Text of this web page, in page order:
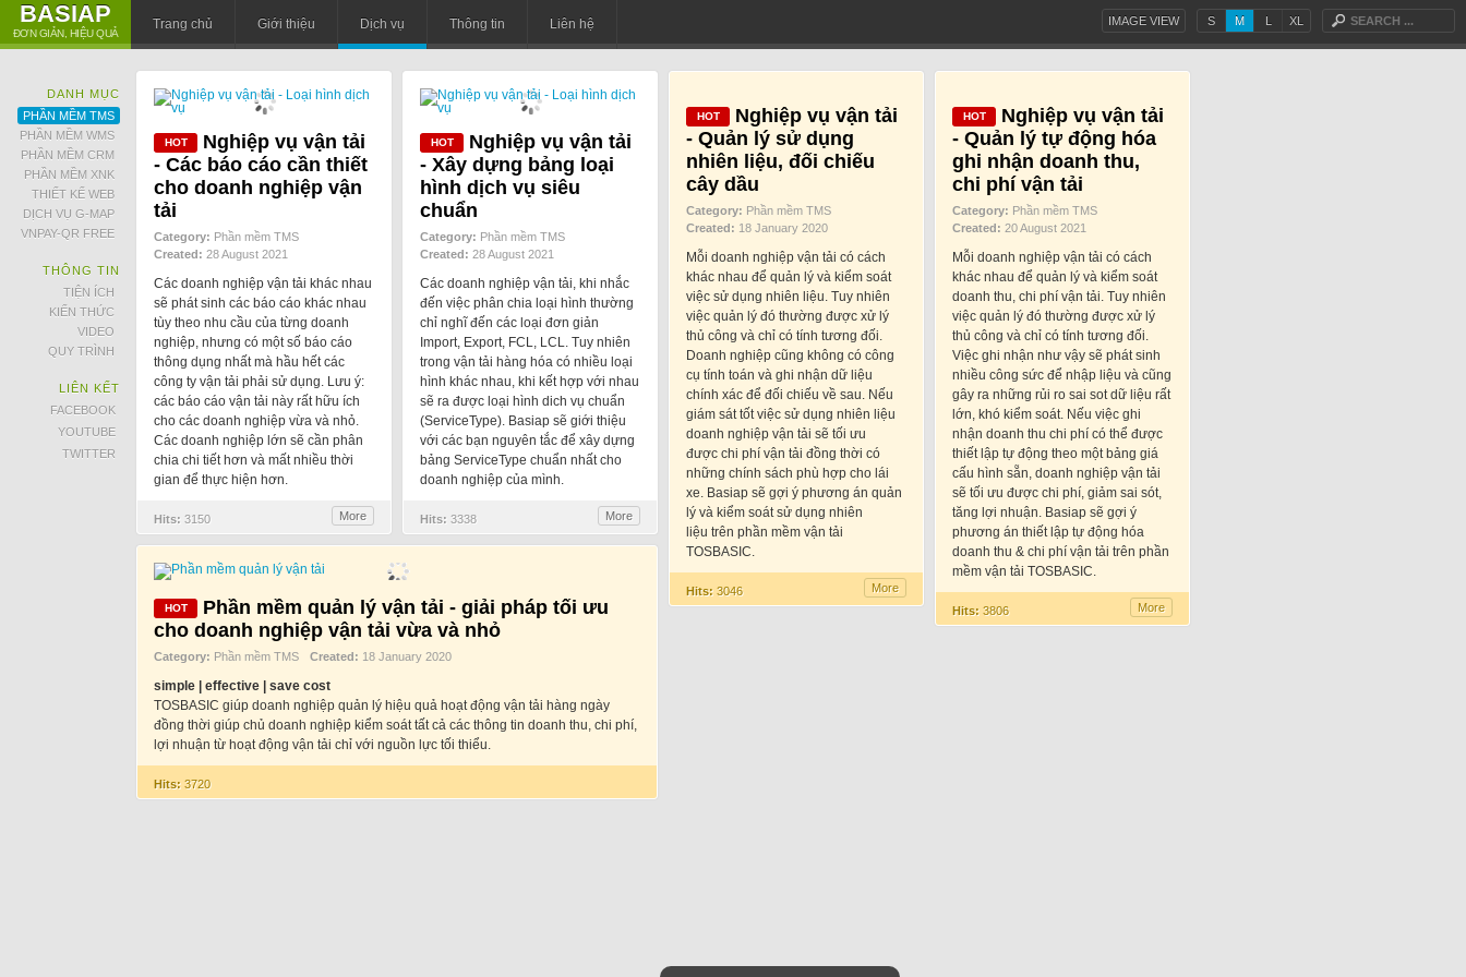
BASIAP
ĐƠN GIẢN, HIỆU QUẢ
Trang chủ Giới thiệu Dịch vụ Thông tin Liên hệ IMAGE VIEW S M L XL
Nghiệp vụ vận tải
- Các báo cáo cần thiết
cho doanh nghiệp vận
tải
Category: Phần mềm TMS
Created: 28 August 2021
Các doanh nghiệp vận tải khác nhau
sẽ phát sinh các báo cáo khác nhau
tùy theo nhu cầu của từng doanh
nghiệp, nhưng có một số báo cáo
thông dụng nhất mà hầu hết các
công ty vận tải phải sử dụng. Lưu ý:
các báo cáo vận tải này rất hữu ích
cho các doanh nghiệp vừa và nhỏ.
Các doanh nghiệp lớn sẽ cần phân
chia chi tiết hơn và mất nhiều thời
gian để thực hiện hơn.
Hits: 3150 More
Nghiệp vụ vận tải
- Xây dựng bảng loại
hình dịch vụ siêu
chuẩn
Category: Phần mềm TMS
Created: 28 August 2021
Các doanh nghiệp vận tải, khi nhắc
đến việc phân chia loại hình thường
chỉ nghĩ đến các loại đơn giản
Import, Export, FCL, LCL. Tuy nhiên
trong vận tải hàng hóa có nhiều loại
hình khác nhau, khi kết hợp với nhau
sẽ ra được loại hình dich vụ chuẩn
(ServiceType). Basiap sẽ giới thiệu
với các bạn nguyên tắc để xây dựng
bảng ServiceType chuẩn nhất cho
doanh nghiệp của mình.
Hits: 3338 More
Nghiệp vụ vận tải
- Quản lý sử dụng
nhiên liệu, đối chiếu
cây dầu
Category: Phần mềm TMS
Created: 18 January 2020
Mỗi doanh nghiệp vận tải có cách
khác nhau để quản lý và kiểm soát
việc sử dụng nhiên liệu. Tuy nhiên
việc quản lý đó thường được xử lý
thủ công và chỉ có tính tương đối.
Doanh nghiệp cũng không có công
cụ tính toán và ghi nhận dữ liệu
chính xác để đối chiếu về sau. Nếu
giám sát tốt việc sử dụng nhiên liệu
doanh nghiệp vận tải sẽ tối ưu
được chi phí vận tải đồng thời có
những chính sách phù hợp cho lái
xe. Basiap sẽ gợi ý phương án quản
lý và kiểm soát sử dụng nhiên
liệu trên phần mềm vận tải
TOSBASIC.
Hits: 3046 More
Nghiệp vụ vận tải
- Quản lý tự động hóa
ghi nhận doanh thu,
chi phí vận tải
Category: Phần mềm TMS
Created: 20 August 2021
Mỗi doanh nghiệp vận tải có cách
khác nhau để quản lý và kiểm soát
doanh thu, chi phí vận tải. Tuy nhiên
việc quản lý đó thường được xử lý
thủ công và chỉ có tính tương đối.
Việc ghi nhận như vậy sẽ phát sinh
nhiều công sức để nhập liệu và cũng
gây ra những rủi ro sai sot dữ liệu rất
lớn, khó kiểm soát. Nếu việc ghi
nhận doanh thu chi phí có thể được
thiết lập tự động theo một bảng giá
cấu hình sẵn, doanh nghiệp vận tải
sẽ tối ưu được chi phí, giảm sai sót,
tăng lợi nhuận. Basiap sẽ gợi ý
phương án thiết lập tự động hóa
doanh thu & chi phí vận tải trên phần
mềm vận tải TOSBASIC.
Hits: 3806 More
Phần mềm quản lý vận tải - giải pháp tối ưu
cho doanh nghiệp vận tải vừa và nhỏ
Category: Phần mềm TMS Created: 18 January 2020
simple | effective | save cost
TOSBASIC giúp doanh nghiệp quản lý hiệu quả hoạt động vận tải hàng ngày
đồng thời giúp chủ doanh nghiệp kiểm soát tất cả các thông tin doanh thu, chi phí,
lợi nhuận từ hoạt động vận tải chỉ với nguồn lực tối thiểu.
Hits: 3720
DANH MỤC
PHẦN MỀM TMS
PHẦN MỀM WMS
PHẦN MỀM CRM
PHẦN MỀM XNK
THIẾT KẾ WEB
DỊCH VỤ G-MAP
VNPAY-QR FREE
THÔNG TIN
TIỆN ÍCH
KIẾN THỨC
VIDEO
QUY TRÌNH
LIÊN KẾT
FACEBOOK
YOUTUBE
TWITTER